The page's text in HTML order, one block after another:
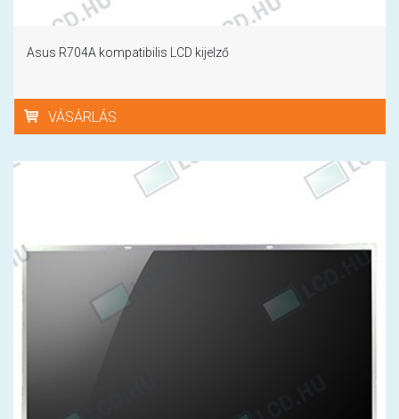
Asus R704A kompatibilis LCD kijelző
VÁSÁRLÁS